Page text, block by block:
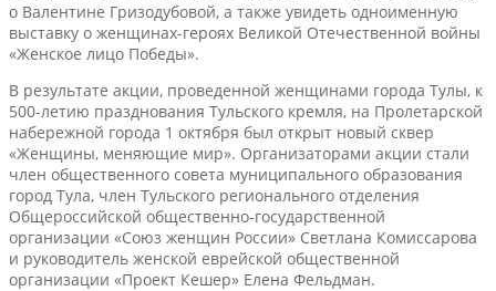
о Валентине Гризодубовой, а также увидеть одноименную
выставку о женщинах-героях Великой Отечественной войны
«Женское лицо Победы».
В результате акции, проведенной женщинами города Тулы, к
500-летию празднования Тульского кремля, на Пролетарской
набережной города 1 октября был открыт новый сквер
«Женщины, меняющие мир». Организаторами акции стали
член общественного совета муниципального образования
город Тула, член Тульского регионального отделения
Общероссийской общественно-государственной
организации «Союз женщин России» Светлана Комиссарова
и руководитель женской еврейской общественной
организации «Проект Кешер» Елена Фельдман.